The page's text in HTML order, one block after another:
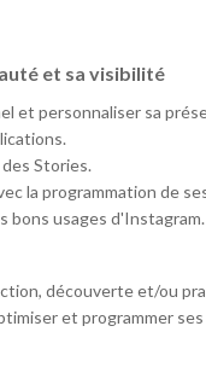
et sa visibilité
et personnaliser sa
Stories.
la programmation de
bons usages d'Instagram.
découverte et/ou
et programmer